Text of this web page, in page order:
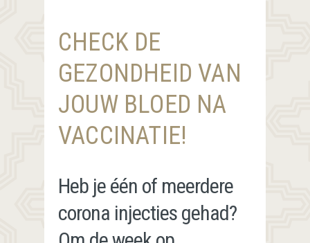
CHECK DE
GEZONDHEID VAN
JOUW BLOED NA
VACCINATIE!
Heb je één of meerdere
corona injecties gehad?